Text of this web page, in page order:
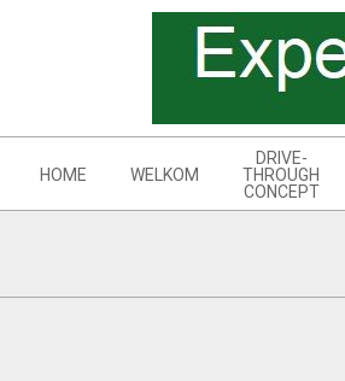
Menu
HOME WELKOM
DRIVE-
THROUGH
CONCEPT